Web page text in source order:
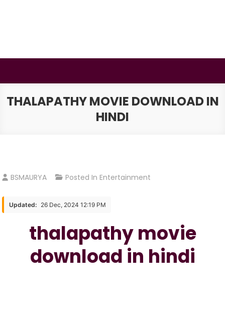
THALAPATHY MOVIE DOWNLOAD IN
HINDI
BSMAURYA Posted In Entertainment
Updated: 26 Dec, 2024 12:19 PM
thalapathy movie
download in hindi